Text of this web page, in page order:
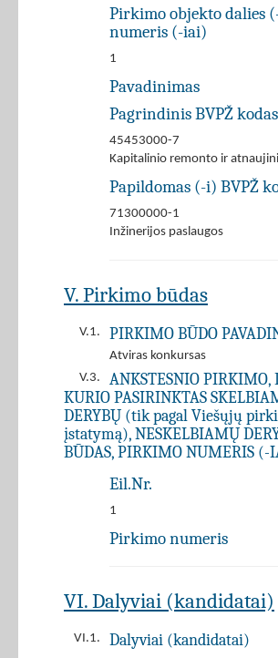
Pirkimo objekto dalies
numeris (-iai)
1
Pavadinimas
Pagrindinis BVPŽ kodas
45453000-7
Kapitalinio remonto ir
Papildomas (-i) BVPŽ
71300000-1
Inžinerijos paslaugos
V. Pirkimo būdas
V.1. PIRKIMO BŪDO
Atviras konkursas
V.3.
ANKSTESNIO PIRKIMO,
KURIO PASIRINKTAS
DERYBŲ (tik pagal Viešųjų
įstatymą), NESKELBIAMŲ
BŪDAS, PIRKIMO NUMERIS (-
Eil.Nr.
1
Pirkimo numeris
VI. Dalyviai (kandidatai)
VI.1. Dalyviai (kandidatai)